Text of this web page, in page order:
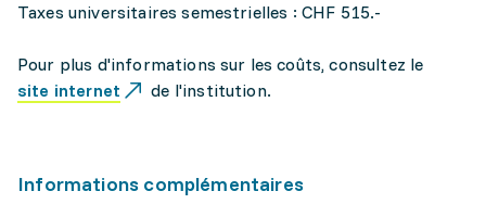
Taxes universitaires semestrielles : CHF 515.-
Pour plus d'informations sur les coûts, consultez le
site internet
de l'institution.
Informations complémentaires